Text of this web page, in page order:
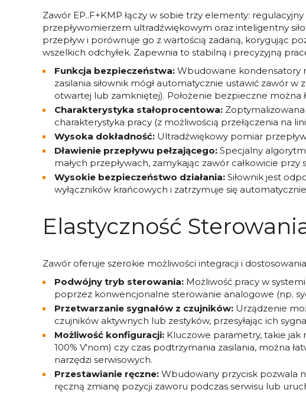
Zawór EP..F+KMP łączy w sobie trzy elementy:
przepływomierzem ultradźwiękowym oraz inteligentny
przepływ i porównuje go z wartością zadaną, korygując
wszelkich odchyłek. Zapewnia to stabilną i precyzyjną
Funkcja bezpieczeństwa: Wbudowane kondensatory
zasilania siłownik mógł automatycznie ustawić zawór
otwartej lub zamkniętej). Położenie bezpieczne można
Charakterystyka stałoprocentowa:
charakterystyka pracy (z możliwością przełączenia na
Wysoka dokładność: Ultradźwiękowy pomiar
Dławienie przepływu pełzającego: Specjalny
małych przepływach, zamykając zawór całkowicie przy
Wysokie bezpieczeństwo działania: Siłownik jest
wyłączników krańcowych i zatrzymuje się
Elastyczność
Zawór oferuje szerokie możliwości integracji i
Podwójny tryb sterowania: Możliwość pracy w
poprzez konwencjonalne sterowanie analogowe (np.
Przetwarzanie sygnałów z czujników: Urządzenie
czujników aktywnych lub zestyków, przesyłając ich
Możliwość konfiguracji: Kluczowe parametry, takie jak
100% V'nom) czy czas podtrzymania zasilania, można
narzędzi serwisowych.
Przestawianie ręczne: Wbudowany przycisk pozwala
ręczną zmianę pozycji zaworu podczas serwisu lub